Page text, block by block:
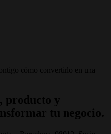
cómo convertirlo en una
producto y
tu negocio.